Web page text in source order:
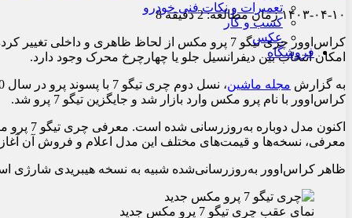
تعمیرات و نکات فنی خودرو
کسب و کار
عکس
فروشگاه
۱۴۰۳-۰۴-۱۰زمان مطالعه: 2 دقیقه 8
امکان انتخاب بین دیفرانسیل جلو یا چهارچرخ محرک وجود دارد.
به گزارش مجله ماشین
کراس‌اوور با نام پرو مکس وارد بازار شد و جایگزین تیگو 7 پرو شد.
اکنون
معرفی، نسخه‌ها و قیمت‌های مختلف این مدل اعلام و فروش آن
ظاهر کراس‌اوور به‌روزرسانی‌شده شبیه به نسخه هیبریدی شارژی
نمای عقب چری تیگو 7 پرو مکس جدید